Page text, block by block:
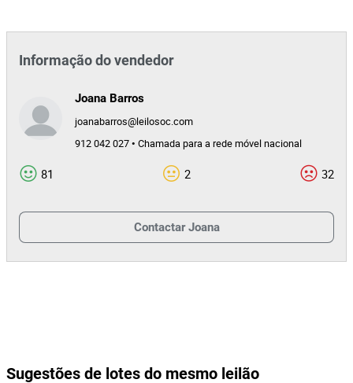
Informação do vendedor
Joana Barros
joanabarros@leilosoc.com
912 042 027 • Chamada para a rede móvel nacional
81 2 32
Contactar Joana
Sugestões de lotes do mesmo leilão